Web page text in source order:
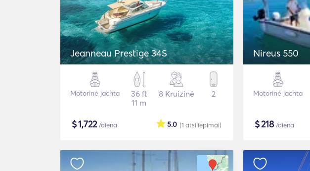
Jeanneau Prestige 34S
Motorinė jachta
36 ft
11 m
8 Kruizinė 2
$1,722/diena (1 atsiliepimai)
5.0
Nireus 550
Motorinė jachta
$218/diena